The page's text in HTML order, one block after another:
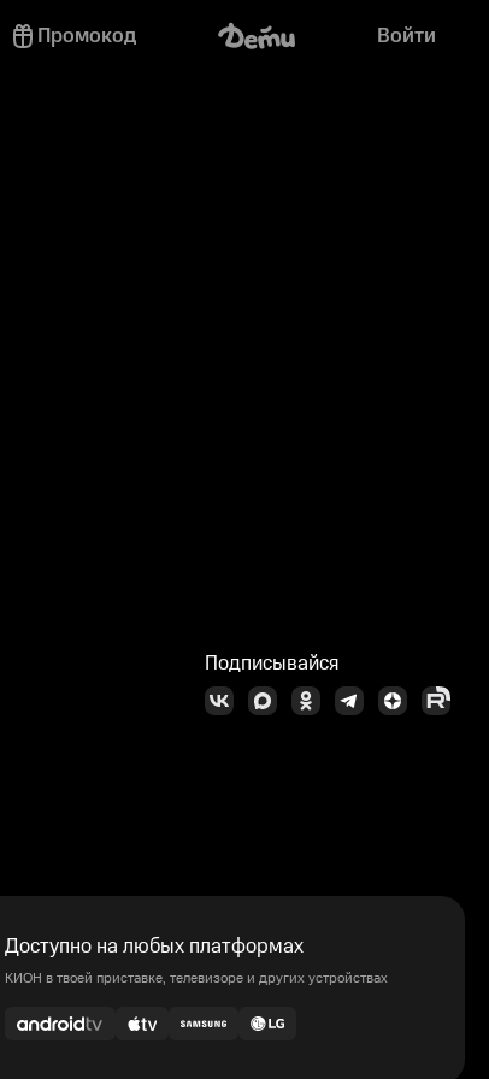
Промокод Войти
Подписывайся
Доступно на любых платформах
КИОН в твоей приставке, телевизоре и других устройствах